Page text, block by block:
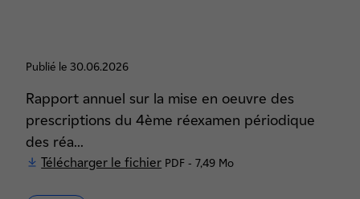
Publié le 30.06.2026
Rapport annuel sur la mise en oeuvre des
prescriptions du 4ème réexamen périodique
des réa...
Télécharger le fichier PDF - 7,49 Mo